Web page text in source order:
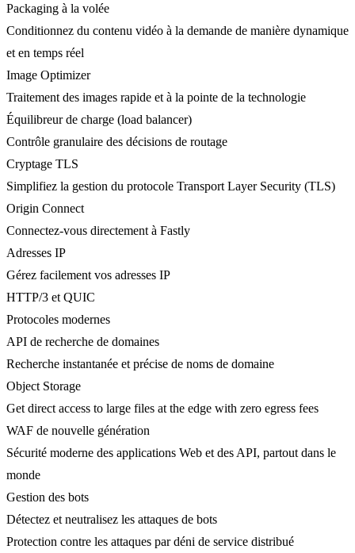
Packaging à la volée
Conditionnez du contenu vidéo à la demande de manière dynamique
et en temps réel
Image Optimizer
Traitement des images rapide et à la pointe de la technologie
Équilibreur de charge (load balancer)
Contrôle granulaire des décisions de routage
Cryptage TLS
Simplifiez la gestion du protocole Transport Layer Security (TLS)
Origin Connect
Connectez-vous directement à Fastly
Adresses IP
Gérez facilement vos adresses IP
HTTP/3 et QUIC
Protocoles modernes
API de recherche de domaines
Recherche instantanée et précise de noms de domaine
Object Storage
Get direct access to large files at the edge with zero egress fees
WAF de nouvelle génération
Sécurité moderne des applications Web et des API, partout dans le
monde
Gestion des bots
Détectez et neutralisez les attaques de bots
Protection contre les attaques par déni de service distribué